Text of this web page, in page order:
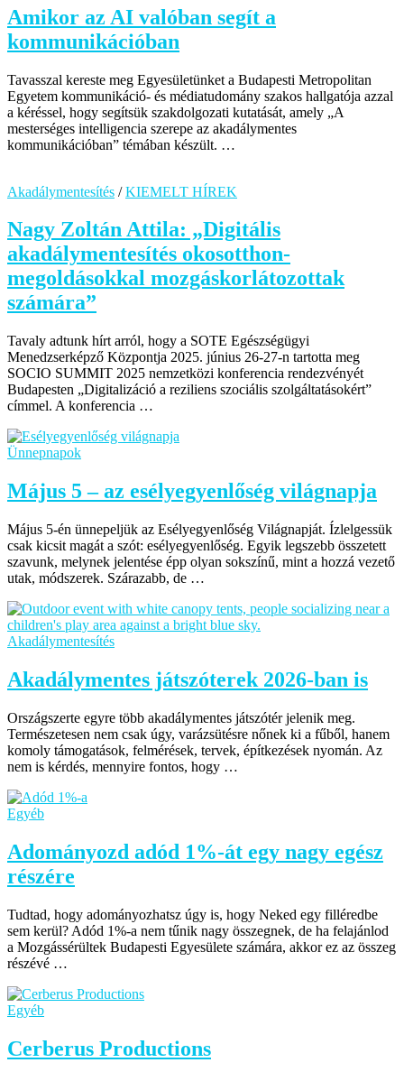
Amikor az AI valóban segít a
kommunikációban
Tavasszal kereste meg Egyesületünket a Budapesti Metropolitan
Egyetem kommunikáció- és médiatudomány szakos hallgatója azzal
a kéréssel, hogy segítsük szakdolgozati kutatását, amely „A
mesterséges intelligencia szerepe az akadálymentes
kommunikációban” témában készült. …
Akadálymentesítés /KIEMELT HÍREK
Nagy Zoltán Attila: „Digitális
akadálymentesítés okosotthon-
megoldásokkal mozgáskorlátozottak
számára”
Tavaly adtunk hírt arról, hogy a SOTE Egészségügyi
Menedzserképző Központja 2025. június 26-27-n tartotta meg
SOCIO SUMMIT 2025 nemzetközi konferencia rendezvényét
Budapesten „Digitalizáció a reziliens szociális szolgáltatásokért”
címmel. A konferencia …
Ünnepnapok
Május 5 – az esélyegyenlőség világnapja
Május 5-én ünnepeljük az Esélyegyenlőség Világnapját. Ízlelgessük
csak kicsit magát a szót: esélyegyenlőség. Egyik legszebb összetett
szavunk, melynek jelentése épp olyan sokszínű, mint a hozzá vezető
utak, módszerek. Szárazabb, de …
Akadálymentesítés
Akadálymentes játszóterek 2026-ban is
Országszerte egyre több akadálymentes játszótér jelenik meg.
Természetesen nem csak úgy, varázsütésre nőnek ki a fűből, hanem
komoly támogatások, felmérések, tervek, építkezések nyomán. Az
nem is kérdés, mennyire fontos, hogy …
Egyéb
Adományozd adód 1%-át egy nagy egész
részére
Tudtad, hogy adományozhatsz úgy is, hogy Neked egy filléredbe
sem kerül? Adód 1%-a nem tűnik nagy összegnek, de ha felajánlod
a Mozgássérültek Budapesti Egyesülete számára, akkor ez az összeg
részévé …
Egyéb
Cerberus Productions